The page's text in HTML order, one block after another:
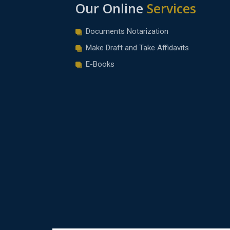
Our Online Services
Documents Notarization
Make Draft and Take Affidavits
E-Books